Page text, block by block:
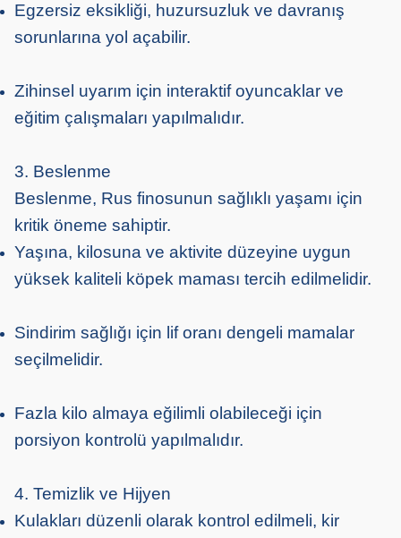
Egzersiz eksikliği, huzursuzluk ve davranış
sorunlarına yol açabilir.
Zihinsel uyarım için interaktif oyuncaklar ve
eğitim çalışmaları yapılmalıdır.
3. Beslenme
Beslenme, Rus finosunun sağlıklı yaşamı için
kritik öneme sahiptir.
Yaşına, kilosuna ve aktivite düzeyine uygun
yüksek kaliteli köpek maması tercih edilmelidir.
Sindirim sağlığı için lif oranı dengeli mamalar
seçilmelidir.
Fazla kilo almaya eğilimli olabileceği için
porsiyon kontrolü yapılmalıdır.
4. Temizlik ve Hijyen
Kulakları düzenli olarak kontrol edilmeli, kir